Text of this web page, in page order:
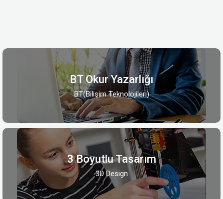
BT Okur Yazarlığı
BT(Bilişim Teknolojileri)
3 Boyutlu Tasarım
3D Design